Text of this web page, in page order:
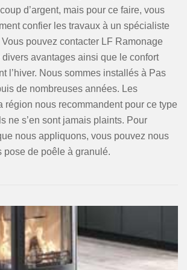
d’argent, mais pour ce faire, vous
confier les travaux à un spécialiste
pouvez contacter LF Ramonage
avantages ainsi que le confort
l’hiver. Nous sommes installés à Pas
de nombreuses années. Les
région nous recommandent pour ce type
ne s’en sont jamais plaints. Pour
nous appliquons, vous pouvez nous
pose de poêle à granulé.